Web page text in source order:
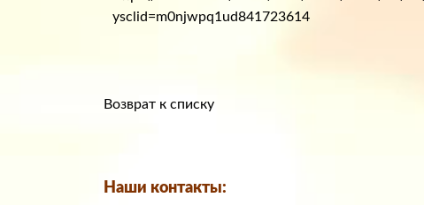
ysclid=m0njwpq1ud841723614
Возврат к списку
Наши контакты: